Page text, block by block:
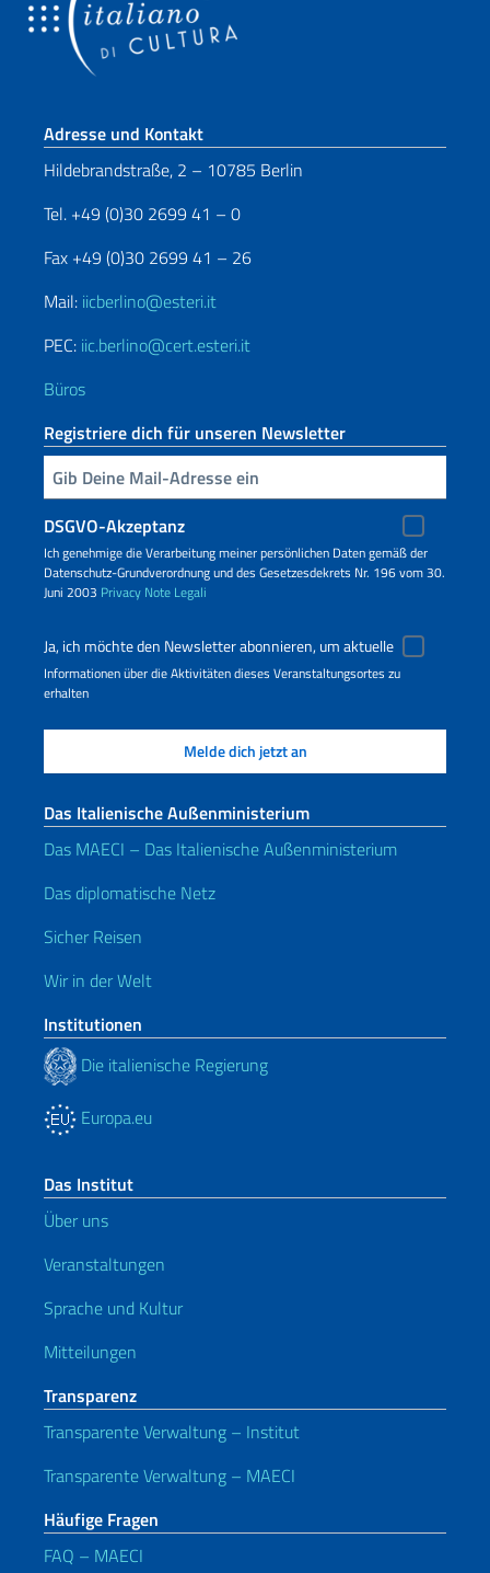
Fußbereich
Adresse und Kontakt
Hildebrandstraße, 2 – 10785 Berlin
Tel. +49 (0)30 2699 41 – 0
Fax +49 (0)30 2699 41 – 26
Mail: iicberlino@esteri.it
PEC: iic.berlino@cert.esteri.it
Büros
Registriere dich für unseren Newsletter
Geben Sie Ihre E-Mail ein
DSGVO-Akzeptanz
Ich genehmige die Verarbeitung meiner persönlichen Daten gemäß der
Datenschutz-Grundverordnung und des Gesetzesdekrets Nr. 196 vom 30.
Juni 2003 Privacy Note Legali
Ja, ich möchte den Newsletter abonnieren, um aktuelle
Informationen über die Aktivitäten dieses Veranstaltungsortes zu
erhalten
Das Italienische Außenministerium
Das MAECI – Das Italienische Außenministerium
Das diplomatische Netz
Sicher Reisen
Wir in der Welt
Institutionen
Die italienische Regierung
Europa.eu
Das Institut
Über uns
Veranstaltungen
Sprache und Kultur
Mitteilungen
Transparenz
Transparente Verwaltung – Institut
Transparente Verwaltung – MAECI
Häufige Fragen
FAQ – MAECI